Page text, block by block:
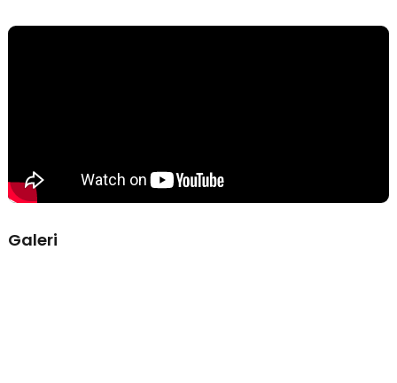
1 x TaffSPORT Senar Pancing PE 4 Braided Strand Fishing Line
Galeri